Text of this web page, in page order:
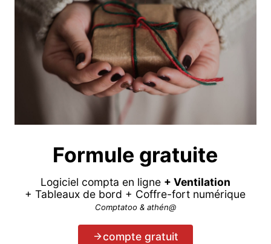
Formule gratuite
Logiciel compta en ligne + Ventilation
+ Tableaux de bord + Coffre-fort numérique
Comptatoo & athén@
compte gratuit